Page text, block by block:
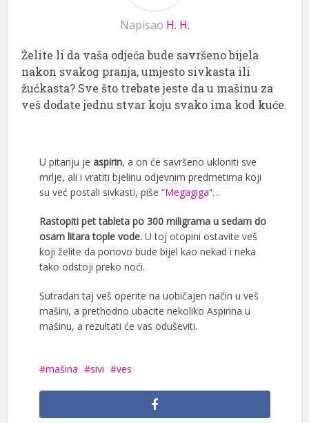
Napisao H. H.
Želite li da vaša odjeća bude savršeno bijela
nakon svakog pranja, umjesto sivkasta ili
žućkasta? Sve što trebate jeste da u mašinu za
veš dodate jednu stvar koju svako ima kod kuće.
U pitanju je aspirin, a on će savršeno ukloniti sve
mrlje, ali i vratiti bjelinu odjevnim predmetima koji
su već postali sivkasti, piše “Megagiga“…
Rastopiti pet tableta po 300 miligrama u sedam do
osam litara tople vode.U toj otopini ostavite veš
koji želite da ponovo bude bijel kao nekad i neka
tako odstoji preko noći.
Sutradan taj veš operite na uobičajen način u veš
mašini, a prethodno ubacite nekoliko Aspirina u
mašinu, a rezultati će vas oduševiti.
mašina sivi ves